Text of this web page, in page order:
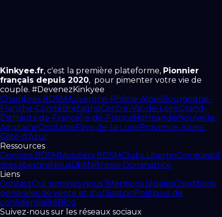
Kinkyee.fr, c'est la première plateforme, Pionnier
français depuis 2020, pour pimenter votre vie de
couple. #DevenezKinkyee
Chambres BDSMAuvergne-Rhône-AlpesBourgogne-
Franche-ComtéBretagneCentre-Val-de-LoireGrand-
EstHauts-de-FranceÎle-de-FranceNormandieNouvelle-
AquitaineOccitaniePays-de-la-LoireProvence-Alpes-
Côte-d'Azur
Ressources
Donjons BDSMMobiliers BDSMClubs LibertinComparatif
sites libertinsNousLibMaîtresse Dominatrice
Liens
ContactQui sommes nous?Mentions légalesConditions
générales de vente et d'utilisationPolitique de
confidentialitéBlog
Suivez-nous sur les réseaux sociaux